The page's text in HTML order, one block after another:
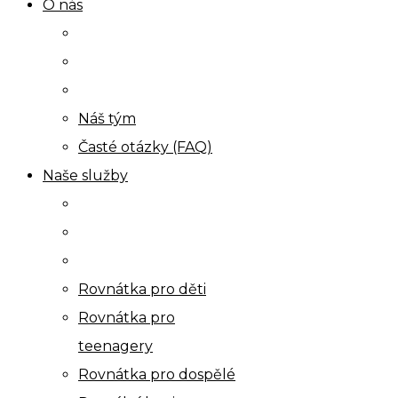
O nás
Náš tým
Časté otázky (FAQ)
Naše služby
Rovnátka pro děti
Rovnátka pro
teenagery
Rovnátka pro dospělé